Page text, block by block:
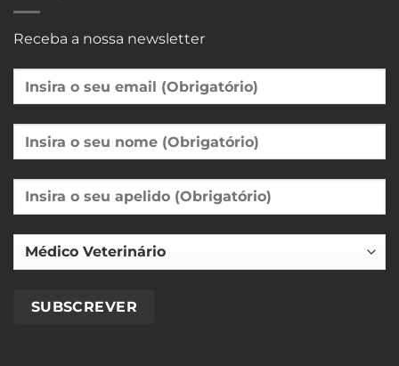
Receba a nossa newsletter